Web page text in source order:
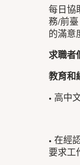
每日協
務/前
的滿意
求職者
教育和
• 高中
• 在經
要求工